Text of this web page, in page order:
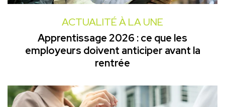
ACTUALITÉ À LA UNE
Apprentissage 2026 : ce que les
employeurs doivent anticiper avant la
rentrée